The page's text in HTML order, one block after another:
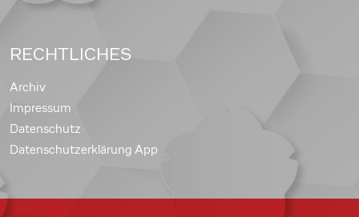
RECHTLICHES
Archiv
Impressum
Datenschutz
Datenschutzerklärung App